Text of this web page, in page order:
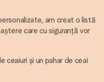
am creat o listă
care cu siguranță vor
ceaiuri și un pahar de ceai